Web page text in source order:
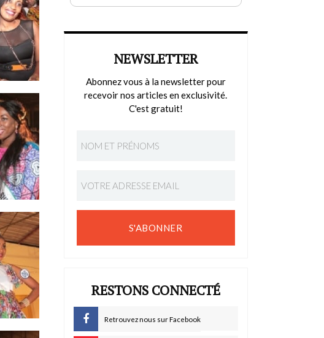
NEWSLETTER
Abonnez vous à la newsletter pour
recevoir nos articles en exclusivité.
C'est gratuit!
S'ABONNER
RESTONS CONNECTÉ
Retrouvez nous sur Facebook